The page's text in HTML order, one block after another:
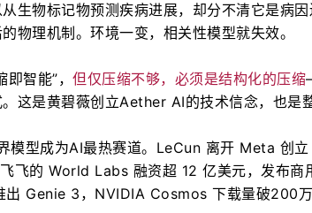
生物标记物预测疾病进展，却分不清它是病
物理机制。环境一变，相关性模型就失效。
智能”， 但仅压缩不够，必须是结构化的压缩
这是黄碧薇创立Aether AI的技术信念，也是
模型成为AI最热赛道。LeCun 离开 Meta 创
飞的 World Labs 融资超 12 亿美元，发布
出 Genie 3，NVIDIA Cosmos 下载量破200万